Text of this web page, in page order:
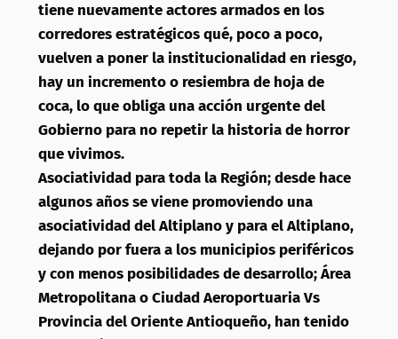
tiene nuevamente actores armados en los
corredores estratégicos qué, poco a poco,
vuelven a poner la institucionalidad en riesgo,
hay un incremento o resiembra de hoja de
coca, lo que obliga una acción urgente del
Gobierno para no repetir la historia de horror
que vivimos.
Asociatividad para toda la Región; desde hace
algunos años se viene promoviendo una
asociatividad del Altiplano y para el Altiplano,
dejando por fuera a los municipios periféricos
y con menos posibilidades de desarrollo; Área
Metropolitana o Ciudad Aeroportuaria Vs
Provincia del Oriente Antioqueño, han tenido